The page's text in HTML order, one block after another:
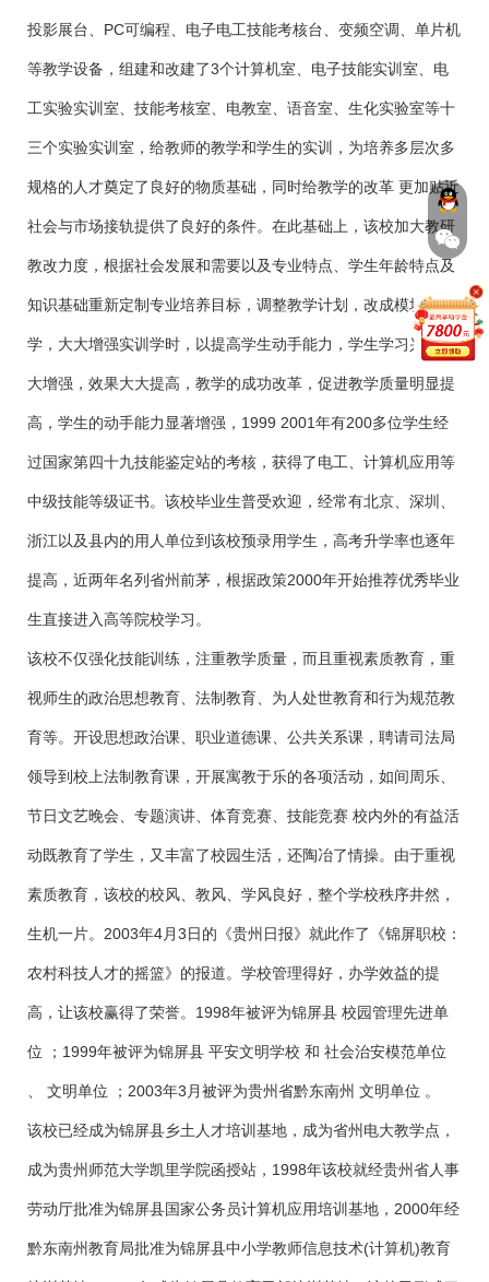
投影展台、PC可编程、电子电工技能考核台、变频空调、单片机
等教学设备，组建和改建了3个计算机室、电子技能实训室、电
工实验实训室、技能考核室、电教室、语音室、生化实验室等十
三个实验实训室，给教师的教学和学生的实训，为培养多层次多
规格的人才奠定了良好的物质基础，同时给教学的改革 更加贴近
社会与市场接轨提供了良好的条件。在此基础上，该校加大教研
教改力度，根据社会发展和需要以及专业特点、学生年龄特点及
知识基础重新定制专业培养目标，调整教学计划，改成模块式教
学，大大增强实训学时，以提高学生动手能力，学生学习兴趣大
大增强，效果大大提高，教学的成功改革，促进教学质量明显提
高，学生的动手能力显著增强，1999 2001年有200多位学生经
过国家第四十九技能鉴定站的考核，获得了电工、计算机应用等
中级技能等级证书。该校毕业生普受欢迎，经常有北京、深圳、
浙江以及县内的用人单位到该校预录用学生，高考升学率也逐年
提高，近两年名列省州前茅，根据政策2000年开始推荐优秀毕业
生直接进入高等院校学习。
该校不仅强化技能训练，注重教学质量，而且重视素质教育，重
视师生的政治思想教育、法制教育、为人处世教育和行为规范教
育等。开设思想政治课、职业道德课、公共关系课，聘请司法局
领导到校上法制教育课，开展寓教于乐的各项活动，如间周乐、
节日文艺晚会、专题演讲、体育竞赛、技能竞赛 校内外的有益活
动既教育了学生，又丰富了校园生活，还陶冶了情操。由于重视
素质教育，该校的校风、教风、学风良好，整个学校秩序井然，
生机一片。2003年4月3日的《贵州日报》就此作了《锦屏职校：
农村科技人才的摇篮》的报道。学校管理得好，办学效益的提
高，让该校赢得了荣誉。1998年被评为锦屏县 校园管理先进单
位 ；1999年被评为锦屏县 平安文明学校 和 社会治安模范单位
、 文明单位 ；2003年3月被评为贵州省黔东南州 文明单位 。
该校已经成为锦屏县乡土人才培训基地，成为省州电大教学点，
成为贵州师范大学凯里学院函授站，1998年该校就经贵州省人事
劳动厅批准为锦屏县国家公务员计算机应用培训基地，2000年经
黔东南州教育局批准为锦屏县中小学教师信息技术(计算机)教育